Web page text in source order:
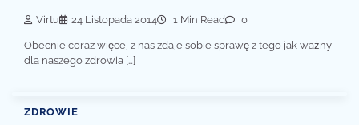
Virtu 24 Listopada 2014 1 Min Read 0
Obecnie coraz więcej z nas zdaje sobie sprawę z tego jak ważny
dla naszego zdrowia […]
ZDROWIE